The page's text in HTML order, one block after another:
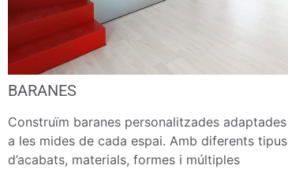
BARANES
Construïm baranes personalitzades adaptades
a les mides de cada espai. Amb diferents tipus
d’acabats, materials, formes i múltiples